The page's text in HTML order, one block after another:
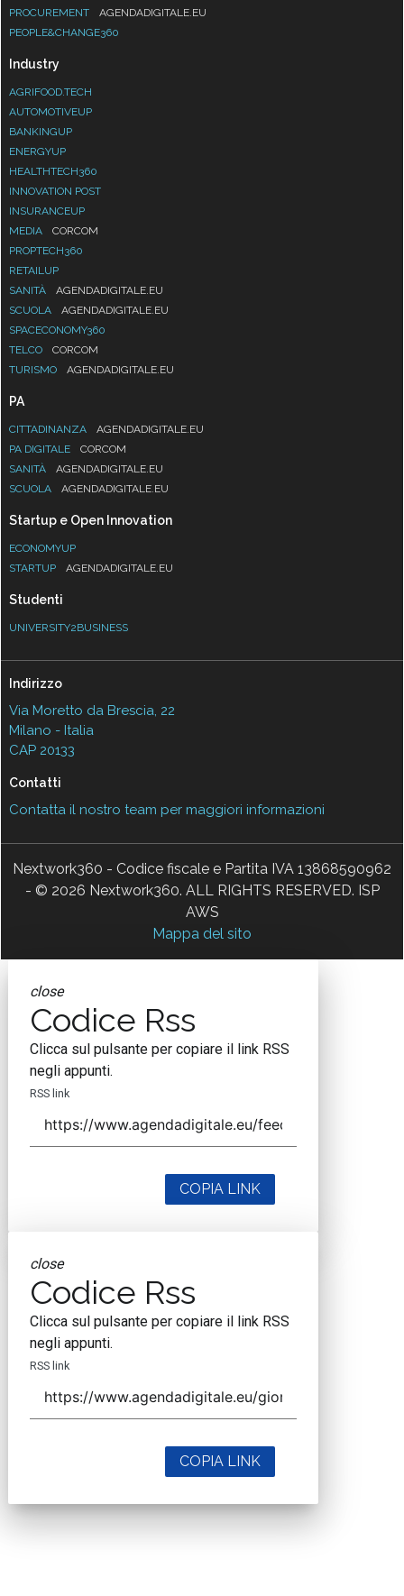
PROCUREMENT
AGENDADIGITALE.EU
PEOPLE&CHANGE360
Industry
AGRIFOOD.TECH
AUTOMOTIVEUP
BANKINGUP
ENERGYUP
HEALTHTECH360
INNOVATION POST
INSURANCEUP
MEDIA
CORCOM
PROPTECH360
RETAILUP
SANITÀ
AGENDADIGITALE.EU
SCUOLA
AGENDADIGITALE.EU
SPACECONOMY360
TELCO
CORCOM
TURISMO
AGENDADIGITALE.EU
PA
CITTADINANZA
AGENDADIGITALE.EU
PA DIGITALE
CORCOM
SANITÀ
AGENDADIGITALE.EU
SCUOLA
AGENDADIGITALE.EU
Startup e Open Innovation
ECONOMYUP
STARTUP
AGENDADIGITALE.EU
Studenti
UNIVERSITY2BUSINESS
Indirizzo
Via Moretto da Brescia, 22
Milano - Italia
CAP 20133
Contatti
Contatta il nostro team per maggiori informazioni
Nextwork360 - Codice fiscale e Partita IVA 13868590962
- © 2026 Nextwork360. ALL RIGHTS RESERVED. ISP
AWS
Mappa del sito
close
Codice Rss
Clicca sul pulsante per copiare il link RSS
negli appunti.
RSS link
COPIA LINK
close
Codice Rss
Clicca sul pulsante per copiare il link RSS
negli appunti.
RSS link
COPIA LINK